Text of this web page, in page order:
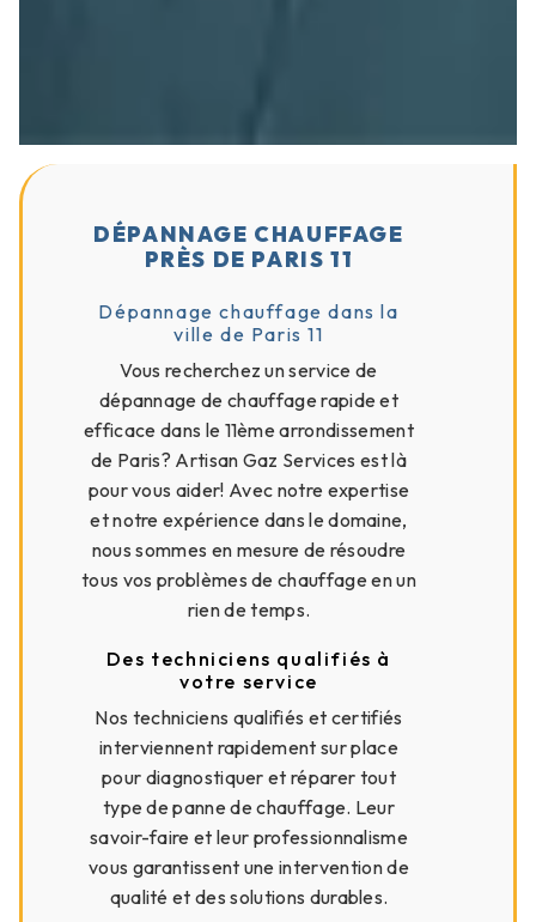
DÉPANNAGE CHAUFFAGE
PRÈS DE PARIS 11
Dépannage chauffage dans la
ville de Paris 11
Vous recherchez un service de
dépannage de chauffage rapide et
efficace dans le 11ème arrondissement
de Paris? Artisan Gaz Services est là
pour vous aider! Avec notre expertise
et notre expérience dans le domaine,
nous sommes en mesure de résoudre
tous vos problèmes de chauffage en un
rien de temps.
Des techniciens qualifiés à
votre service
Nos techniciens qualifiés et certifiés
interviennent rapidement sur place
pour diagnostiquer et réparer tout
type de panne de chauffage. Leur
savoir-faire et leur professionnalisme
vous garantissent une intervention de
qualité et des solutions durables.